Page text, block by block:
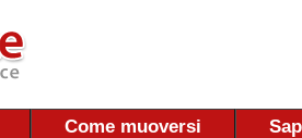
Come muoversi